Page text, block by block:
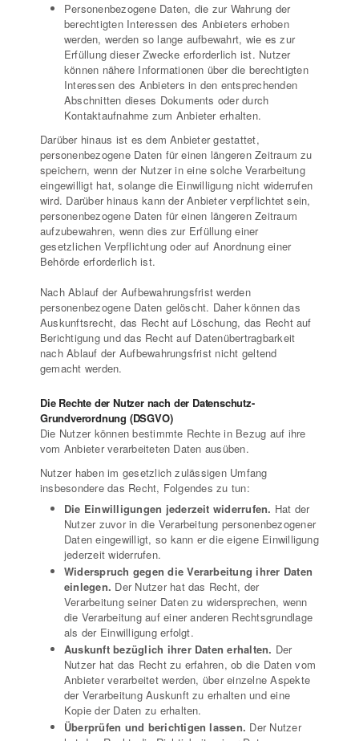
Personenbezogene Daten, die zur Wahrung der
berechtigten Interessen des Anbieters erhoben
werden, werden so lange aufbewahrt, wie es zur
Erfüllung dieser Zwecke erforderlich ist. Nutzer
können nähere Informationen über die berechtigten
Interessen des Anbieters in den entsprechenden
Abschnitten dieses Dokuments oder durch
Kontaktaufnahme zum Anbieter erhalten.
Darüber hinaus ist es dem Anbieter gestattet,
personenbezogene Daten für einen längeren Zeitraum zu
speichern, wenn der Nutzer in eine solche Verarbeitung
eingewilligt hat, solange die Einwilligung nicht widerrufen
wird. Darüber hinaus kann der Anbieter verpflichtet sein,
personenbezogene Daten für einen längeren Zeitraum
aufzubewahren, wenn dies zur Erfüllung einer
gesetzlichen Verpflichtung oder auf Anordnung einer
Behörde erforderlich ist.
Nach Ablauf der Aufbewahrungsfrist werden
personenbezogene Daten gelöscht. Daher können das
Auskunftsrecht, das Recht auf Löschung, das Recht auf
Berichtigung und das Recht auf Datenübertragbarkeit
nach Ablauf der Aufbewahrungsfrist nicht geltend
gemacht werden.
Die Rechte der Nutzer nach der Datenschutz-
Grundverordnung (DSGVO)
Die Nutzer können bestimmte Rechte in Bezug auf ihre
vom Anbieter verarbeiteten Daten ausüben.
Nutzer haben im gesetzlich zulässigen Umfang
insbesondere das Recht, Folgendes zu tun:
Die Einwilligungen jederzeit widerrufen. Hat der
Nutzer zuvor in die Verarbeitung personenbezogener
Daten eingewilligt, so kann er die eigene Einwilligung
jederzeit widerrufen.
Widerspruch gegen die Verarbeitung ihrer Daten
einlegen. Der Nutzer hat das Recht, der
Verarbeitung seiner Daten zu widersprechen, wenn
die Verarbeitung auf einer anderen Rechtsgrundlage
als der Einwilligung erfolgt.
Auskunft bezüglich ihrer Daten erhalten. Der
Nutzer hat das Recht zu erfahren, ob die Daten vom
Anbieter verarbeitet werden, über einzelne Aspekte
der Verarbeitung Auskunft zu erhalten und eine
Kopie der Daten zu erhalten.
Überprüfen und berichtigen lassen. Der Nutzer